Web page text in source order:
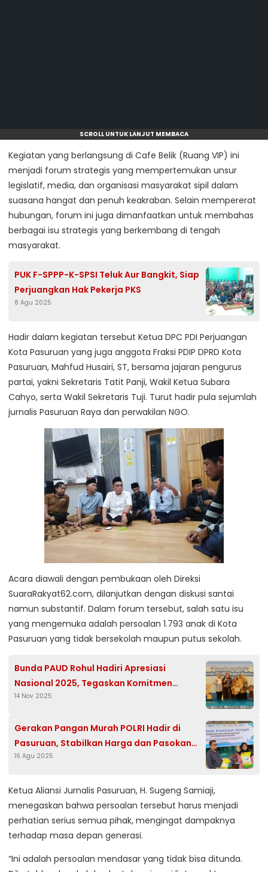
SCROLL UNTUK LANJUT MEMBACA
Kegiatan yang berlangsung di Cafe Belik (Ruang VIP) ini
menjadi forum strategis yang mempertemukan unsur
legislatif, media, dan organisasi masyarakat sipil dalam
suasana hangat dan penuh keakraban. Selain mempererat
hubungan, forum ini juga dimanfaatkan untuk membahas
berbagai isu strategis yang berkembang di tengah
masyarakat.
PUK F-SPPP-K-SPSI Teluk Aur Bangkit, Siap
Perjuangkan Hak Pekerja PKS
8 Agu 2025
Hadir dalam kegiatan tersebut Ketua DPC PDI Perjuangan
Kota Pasuruan yang juga anggota Fraksi PDIP DPRD Kota
Pasuruan, Mahfud Husairi, ST, bersama jajaran pengurus
partai, yakni Sekretaris Tatit Panji, Wakil Ketua Subara
Cahyo, serta Wakil Sekretaris Tuji. Turut hadir pula sejumlah
jurnalis Pasuruan Raya dan perwakilan NGO.
Acara diawali dengan pembukaan oleh Direksi
SuaraRakyat62.com, dilanjutkan dengan diskusi santai
namun substantif. Dalam forum tersebut, salah satu isu
yang mengemuka adalah persoalan 1.793 anak di Kota
Pasuruan yang tidak bersekolah maupun putus sekolah.
Bunda PAUD Rohul Hadiri Apresiasi
Nasional 2025, Tegaskan Komitmen
Tingkatkan Mutu Pendidikan Anak Usia Dini
14 Nov 2025
Gerakan Pangan Murah POLRI Hadir di
Pasuruan, Stabilkan Harga dan Pasokan
Beras
16 Agu 2025
Ketua Aliansi Jurnalis Pasuruan, H. Sugeng Samiaji,
menegaskan bahwa persoalan tersebut harus menjadi
perhatian serius semua pihak, mengingat dampaknya
terhadap masa depan generasi.
“Ini adalah persoalan mendasar yang tidak bisa ditunda.